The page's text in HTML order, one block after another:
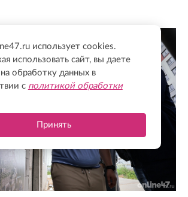
использует cookies.
использовать сайт, вы даете
на обработку данных в
с политикой обработки
Принять